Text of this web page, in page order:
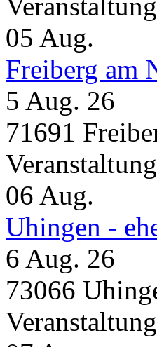
05 Aug.
Freiberg am
5 Aug. 26
71691
06 Aug.
Uhingen -
6 Aug. 26
73066